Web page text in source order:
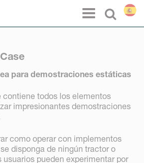
Select
Menu
para demostraciones estáticas
contiene todos los elementos
impresionantes demostraciones
como operar con implementos
disponga de ningún tractor o
usuarios pueden experimentar por